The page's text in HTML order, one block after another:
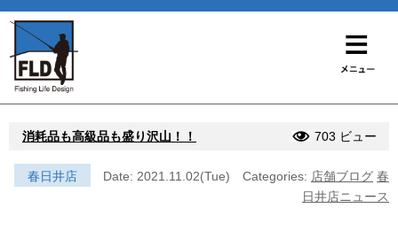
消耗品も高級品も盛り沢山！！ 703 ビュー
春日井店 Date: 2021.11.02(Tue) Categories: 店舗ブログ 春
日井店ニュース